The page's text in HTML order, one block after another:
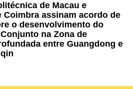
de Macau e
Coimbra assinam acordo de
o desenvolvimento do
na Zona de
entre Guangdong e